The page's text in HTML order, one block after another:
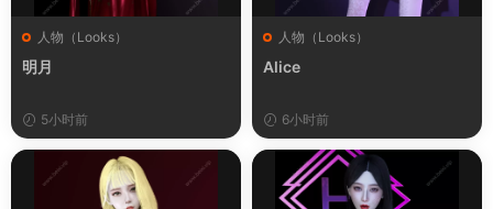
人物（Looks）
明月
5小时前
人物（Looks）
Alice
6小时前